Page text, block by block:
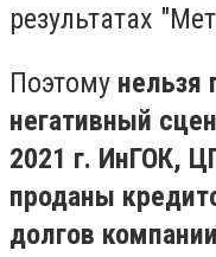
результатах
Поэтому нельзя
негативный
2021 г. ИнГОК,
проданы
долгов компании